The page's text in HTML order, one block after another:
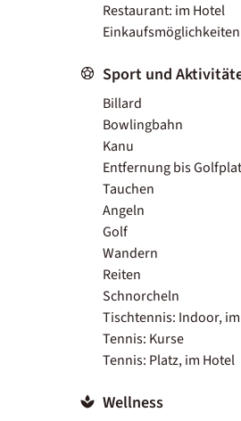
Restaurant: im Hotel
Sport und
Billard
Bowlingbahn
Kanu
Entfernung bis
Tauchen
Angeln
Golf
Wandern
Reiten
Schnorcheln
Tischtennis: Indoor,
Tennis: Kurse
Tennis: Platz, im Hotel
Wellness